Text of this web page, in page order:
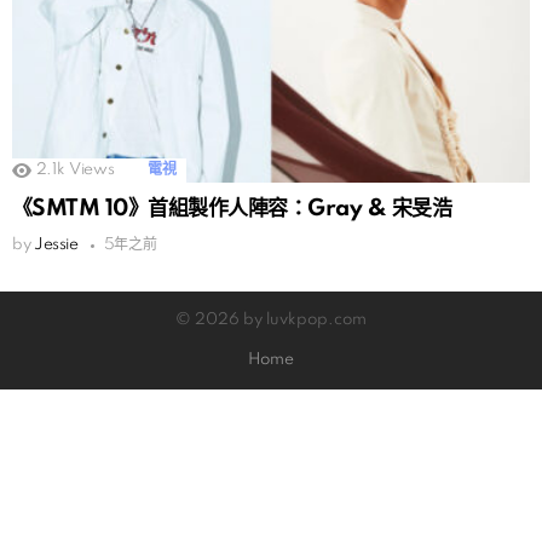
2.1k Views 電視
《SMTM 10》首組製作人陣容：Gray & 宋旻浩
by Jessie 5年之前
© 2026 by luvkpop.com
Home